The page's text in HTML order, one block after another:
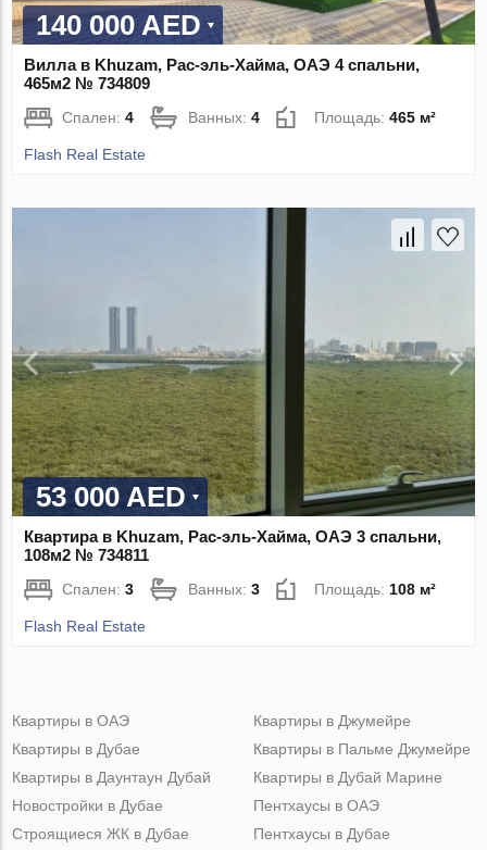
140 000 AED
Вилла в Khuzam, Рас-эль-Хайма, ОАЭ 4 спальни,
465м2 № 734809
Спален:4 Ванных:4 Площадь:465 м²
Flash Real Estate
53 000 AED
Квартира в Khuzam, Рас-эль-Хайма, ОАЭ 3 спальни,
108м2 № 734811
Спален:3 Ванных:3 Площадь: 108 м²
Flash Real Estate
Квартиры в ОАЭ
Квартиры в Дубае
Квартиры в Даунтаун Дубай
Квартиры в Джумейре
Квартиры в Пальме Джумейре
Квартиры в Дубай Марине
Новостройки в Дубае
Строящиеся ЖК в Дубае
Пентхаусы в ОАЭ
Пентхаусы в Дубае